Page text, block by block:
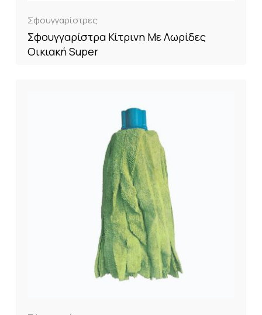
Σφουγγαρίστρες
Σφουγγαρίστρα Κίτρινη Με Λωρίδες
Οικιακή Super